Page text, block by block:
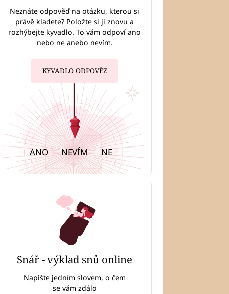
Neznáte odpověď na otázku, kterou si
právě kladete? Položte si ji znovu a
rozhýbejte kyvadlo. To vám odpoví ano
nebo ne anebo nevím.
KYVADLO ODPOVĚZ
ANO NEVÍM NE
Snář - výklad snů online
Napište jedním slovem, o čem
se vám zdálo